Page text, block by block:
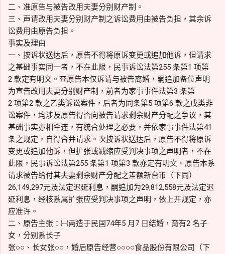
二、准原告与被告改用夫妻分别财产制。
三、声请改用夫妻分别财产制之诉讼费用由被告负担，其余诉
讼费用由原告负担。
事实及理由
一、按诉状送达后，原告不得将原诉变更或追加他诉，但请求
之基础事实同一者，不在此限，民事诉讼法第255 条第1 项第
2 款定有明文。查原告本仅诉请与被告离婚，嗣追加备位声明
为宣告改用夫妻分别财产制，前者为家事事件法第3 条第
2 项第2 款之乙类诉讼案件，后者为同条第5 项第6 款之戊类非
讼案件，均涉及原告得否向被告请求剩余财产分配之争议，其
基础事实亦相牵连，有统合处理之必要，并依家事事件法第41
条之规定，自得合并请求。次按诉状送达后，原告不得将原诉
变更或追加他诉，但扩张或减缩应受判决事项之声明者，不在
此限，民事诉讼法第255 条第1 项第3 款亦定有明文。原告本系
请求被告给付其夫妻剩余财产分配之差额新台币（下同）
26,149,297元及法定迟延利息，嗣追加为29,812,558元及法定迟
延利息，经核系属扩张应受判决事项之声明，依上开规定，亦
应准许。
二、原告主张：㈠两造于民国74年5 月7 日结婚，育有2 名子
女，分别系长子
张○○、长女张○○，婚后原告经营○○○○食品股份有限公司（下